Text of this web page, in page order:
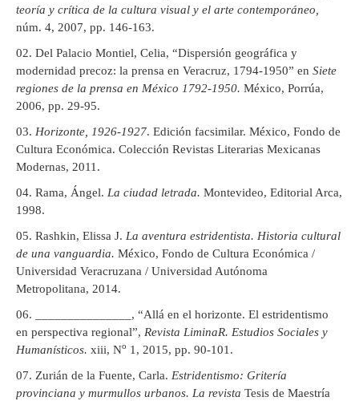
teoría y crítica de la cultura visual y el arte contemporáneo,
núm. 4, 2007, pp. 146-163.
Del Palacio Montiel, Celia, “Dispersión geográfica y
modernidad precoz: la prensa en Veracruz, 1794-1950” en Siete
regiones de la prensa en México 1792-1950. México, Porrúa,
2006, pp. 29-95.
Horizonte, 1926-1927. Edición facsimilar. México, Fondo de
Cultura Económica. Colección Revistas Literarias Mexicanas
Modernas, 2011.
Rama, Ángel. La ciudad letrada. Montevideo, Editorial Arca,
1998.
Rashkin, Elissa J. La aventura estridentista. Historia cultural
de una vanguardia. México, Fondo de Cultura Económica /
Universidad Veracruzana / Universidad Autónoma
Metropolitana, 2014.
_______________, “Allá en el horizonte. El estridentismo
en perspectiva regional”, Revista LiminaR. Estudios Sociales y
Humanísticos. xiii, No 1, 2015, pp. 90-101.
Zurián de la Fuente, Carla. Estridentismo: Gritería
provinciana y murmullos urbanos. La revista Tesis de Maestría